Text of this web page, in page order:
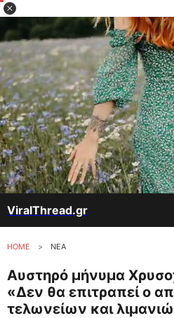
ViralThread.gr
HOME > ΝΕΑ
Αυστηρό μήνυμα
«Δεν θα επιτραπεί ο
τελωνείων και